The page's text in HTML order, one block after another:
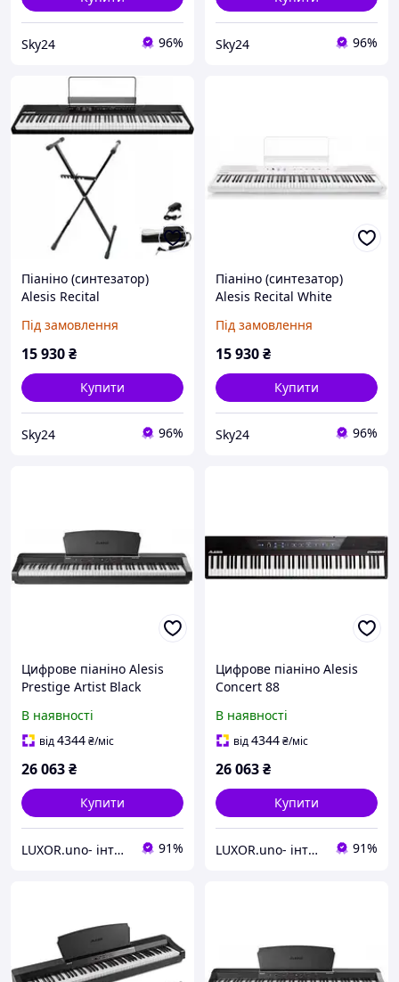
Sky24 96% Sky24 96%
Піаніно (синтезатор)
Alesis Recital
Під замовлення
15 930₴
Купити
Sky24 96%
Піаніно (синтезатор)
Alesis Recital White
Під замовлення
15 930₴
Купити
Sky24 96%
Цифрове піаніно Alesis
Prestige Artist Black
В наявності
від4344₴/міс
26 063₴
Купити
LUXOR.uno- інтернет магазин 91%
Цифрове піаніно Alesis
Concert 88
В наявності
від4344₴/міс
26 063₴
Купити
LUXOR.uno- інтернет магазин 91%